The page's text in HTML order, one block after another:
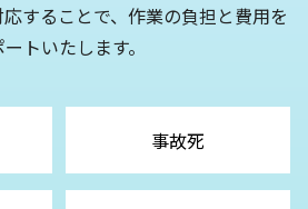
することで、作業の負担と費用を
トいたします。
事故死